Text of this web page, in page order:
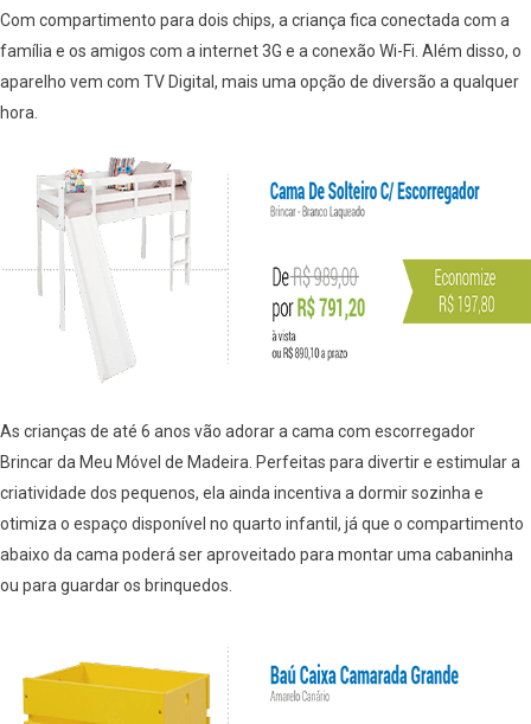
Com compartimento para dois chips, a criança fica conectada com a
família e os amigos com a internet 3G e a conexão Wi-Fi. Além disso, o
aparelho vem com TV Digital, mais uma opção de diversão a qualquer
hora.
As crianças de até 6 anos vão adorar a cama com escorregador
Brincar da Meu Móvel de Madeira. Perfeitas para divertir e estimular a
criatividade dos pequenos, ela ainda incentiva a dormir sozinha e
otimiza o espaço disponível no quarto infantil, já que o compartimento
abaixo da cama poderá ser aproveitado para montar uma cabaninha
ou para guardar os brinquedos.